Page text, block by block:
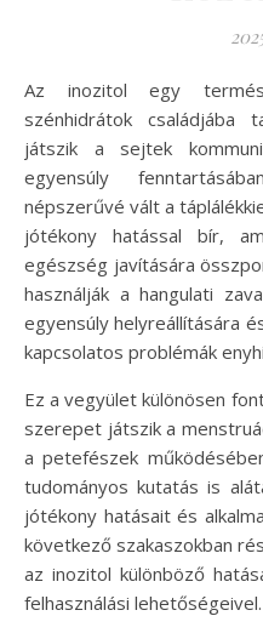
Az inozitol egy természetes vegyület, amely a
szénhidrátok
játszik a sejtek
egyensúly
népszerűvé vált a
jótékony hatással bír,
egészség javítására
használják a hangulati
egyensúly helyreállítására
kapcsolatos problémák
Ez a vegyület különösen
szerepet játszik a
a petefészek
tudományos kutatás is
jótékony hatásait és
következő szakaszokban
az inozitol különböző
felhasználási lehetőségeivel.